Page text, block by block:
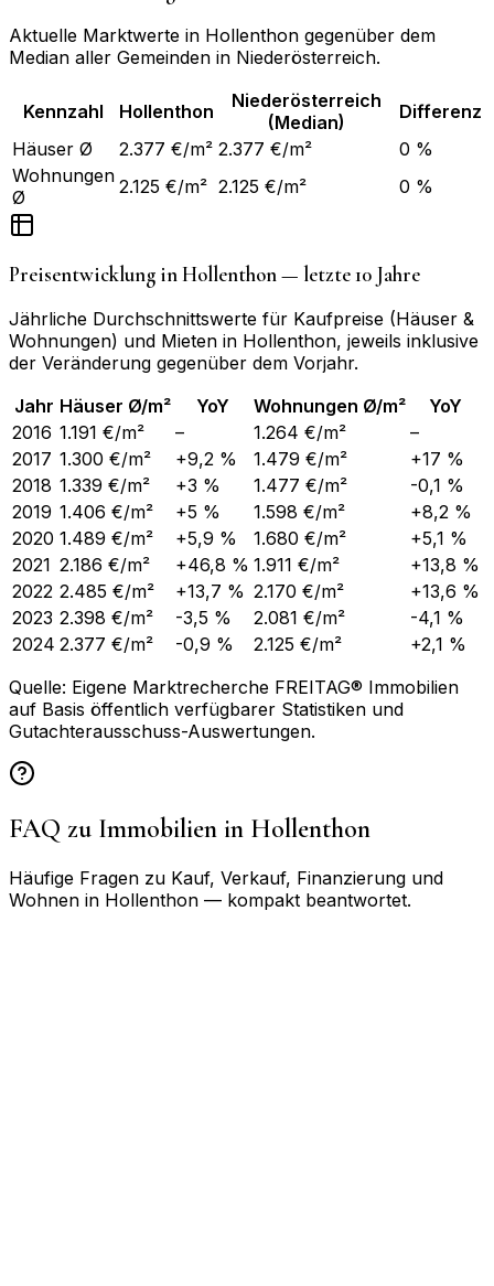
Aktuelle Marktwerte in Hollenthon gegenüber dem
Median aller Gemeinden in Niederösterreich.
Kennzahl Hollenthon
Niederösterreich
(Median)
Differenz
Häuser Ø
2.377 €/m² 2.377 €/m²
0 %
Wohnungen
Ø
2.125 €/m² 2.125 €/m² 0 %
Preisentwicklung inHollenthon— letzte 10 Jahre
Jährliche Durchschnittswerte für Kaufpreise (Häuser &
Wohnungen) und Mieten in Hollenthon, jeweils inklusive
der Veränderung gegenüber dem Vorjahr.
Jahr Häuser Ø/m² YoY Wohnungen Ø/m²
YoY
2016 1.191 €/m² – 1.264 €/m²
–
2017 1.300 €/m² +9,2 % 1.479 €/m²
+17 %
2018 1.339 €/m² +3 % 1.477 €/m²
-0,1 %
2019 1.406 €/m² +5 % 1.598 €/m²
+8,2 %
2020 1.489 €/m² +5,9 % 1.680 €/m²
+5,1 %
2021 2.186 €/m² +46,8 % 1.911 €/m²
+13,8 %
2022 2.485 €/m² +13,7 % 2.170 €/m²
+13,6 %
2023 2.398 €/m² -3,5 % 2.081 €/m²
-4,1 %
2024 2.377 €/m² -0,9 % 2.125 €/m²
+2,1 %
Quelle: Eigene Marktrecherche FREITAG® Immobilien
auf Basis öffentlich verfügbarer Statistiken und
Gutachterausschuss-Auswertungen.
FAQ zu Immobilien in Hollenthon
Häufige Fragen zu Kauf, Verkauf, Finanzierung und
Wohnen in Hollenthon — kompakt beantwortet.